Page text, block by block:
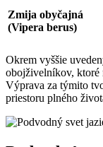
Zmija obyčajná
(Vipera⁣ berus)
Okrem vyššie
obojživelníkov, ktoré
⁢Výprava za týmito
priestoru plného